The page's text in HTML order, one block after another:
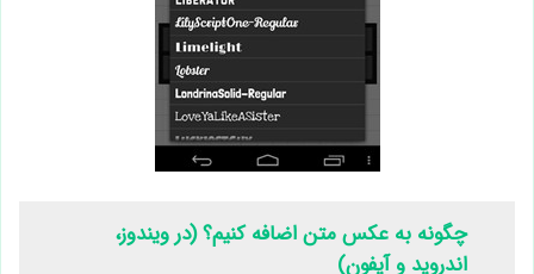
چگونه به عکس متن اضافه کنیم؟ (در ویندوز،
اندروید و آیفون)